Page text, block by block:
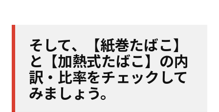
そして、【紙巻たばこ】
と【加熱式たばこ】の内
訳・比率をチェックして
みましょう。